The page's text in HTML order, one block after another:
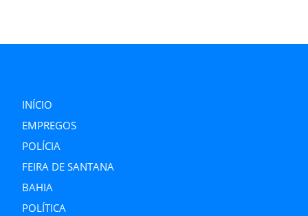
INÍCIO
EMPREGOS
POLÍCIA
FEIRA DE SANTANA
BAHIA
POLÍTICA